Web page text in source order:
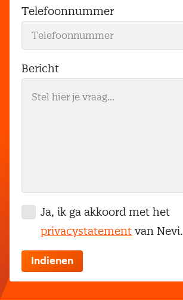
Telefoonnummer
Bericht
Ja, ik ga akkoord met het
privacystatement van Nevi.